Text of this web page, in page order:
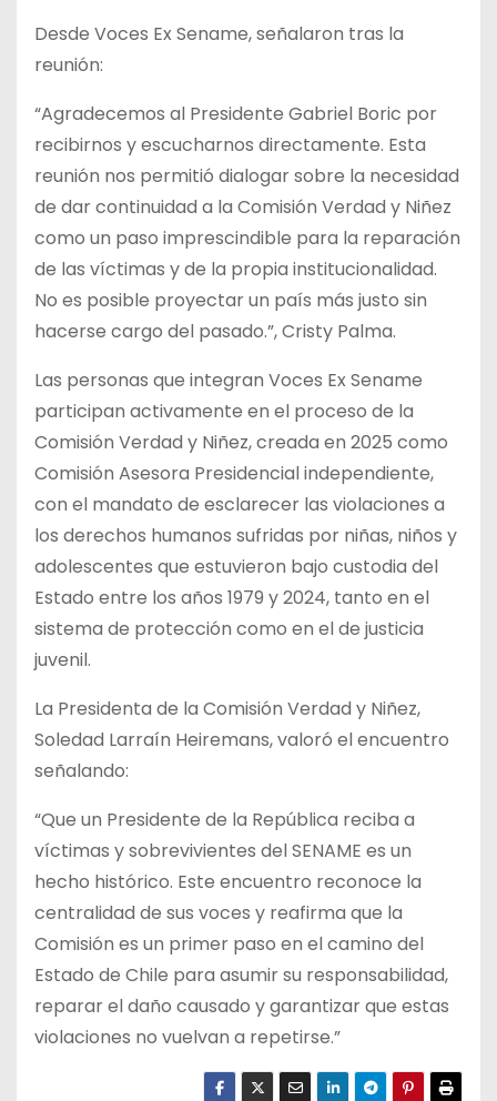
Desde Voces Ex Sename, señalaron tras la
reunión:
“Agradecemos al Presidente Gabriel Boric por
recibirnos y escucharnos directamente. Esta
reunión nos permitió dialogar sobre la necesidad
de dar continuidad a la Comisión Verdad y Niñez
como un paso imprescindible para la reparación
de las víctimas y de la propia institucionalidad.
No es posible proyectar un país más justo sin
hacerse cargo del pasado.”, Cristy Palma.
Las personas que integran Voces Ex Sename
participan activamente en el proceso de la
Comisión Verdad y Niñez, creada en 2025 como
Comisión Asesora Presidencial independiente,
con el mandato de esclarecer las violaciones a
los derechos humanos sufridas por niñas, niños y
adolescentes que estuvieron bajo custodia del
Estado entre los años 1979 y 2024, tanto en el
sistema de protección como en el de justicia
juvenil.
La Presidenta de la Comisión Verdad y Niñez,
Soledad Larraín Heiremans, valoró el encuentro
señalando:
“Que un Presidente de la República reciba a
víctimas y sobrevivientes del SENAME es un
hecho histórico. Este encuentro reconoce la
centralidad de sus voces y reafirma que la
Comisión es un primer paso en el camino del
Estado de Chile para asumir su responsabilidad,
reparar el daño causado y garantizar que estas
violaciones no vuelvan a repetirse.”